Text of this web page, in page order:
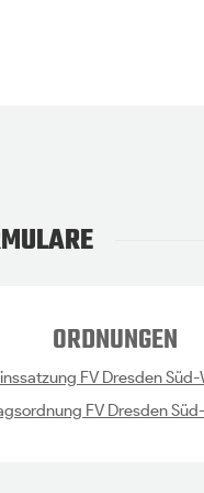
ORDNUNGEN
FV Dresden Süd-
FV Dresden